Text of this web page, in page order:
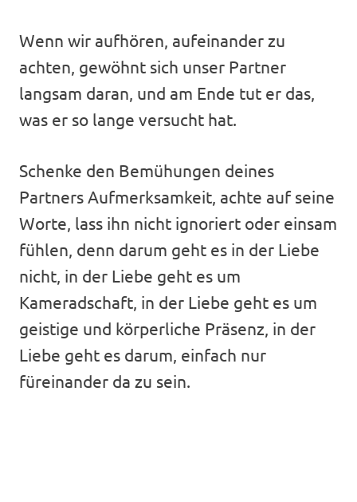
Wenn wir aufhören, aufeinander zu
achten, gewöhnt sich unser Partner
langsam daran, und am Ende tut er das,
was er so lange versucht hat.
Schenke den Bemühungen deines
Partners Aufmerksamkeit, achte auf seine
Worte, lass ihn nicht ignoriert oder einsam
fühlen, denn darum geht es in der Liebe
nicht, in der Liebe geht es um
Kameradschaft, in der Liebe geht es um
geistige und körperliche Präsenz, in der
Liebe geht es darum, einfach nur
füreinander da zu sein.